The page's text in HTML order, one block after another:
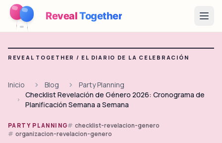
RevealTogether
Cómo Funciona
Juegos
Blog
REVEAL TOGETHER / EL DIARIO DE LA CELEBRACIÓN
Inicio Blog
Party Planning
Checklist Revelación de Género 2026: Cronograma de
Planificación Semana a Semana
PARTY PLANNING
checklist-revelacion-genero
organizacion-revelacion-genero